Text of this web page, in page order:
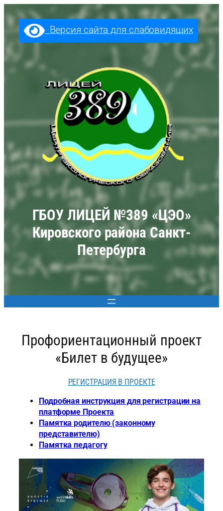
Перейти
содержимомуВерсия сайта для слабовидящих
ГБОУ ЛИЦЕЙ №389 «ЦЭО»
Кировского района Санкт-
Петербурга
Профориентационный проект
«Билет в будущее»
РЕГИСТРАЦИЯ В ПРОЕКТЕ
Подробная инструкция для регистрации на
платформе Проекта
Памятка родителю (законному
представителю)
Памятка педагогу